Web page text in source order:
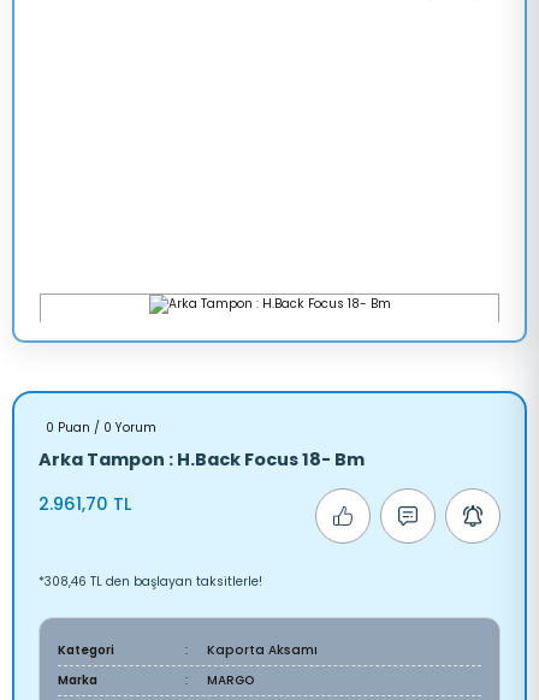
0 Puan / 0 Yorum
Arka Tampon : H.Back Focus 18- Bm
2.961,70 TL
*308,46 TL den başlayan taksitlerle!
Kategori
Kaporta Aksamı
Marka
MARGO